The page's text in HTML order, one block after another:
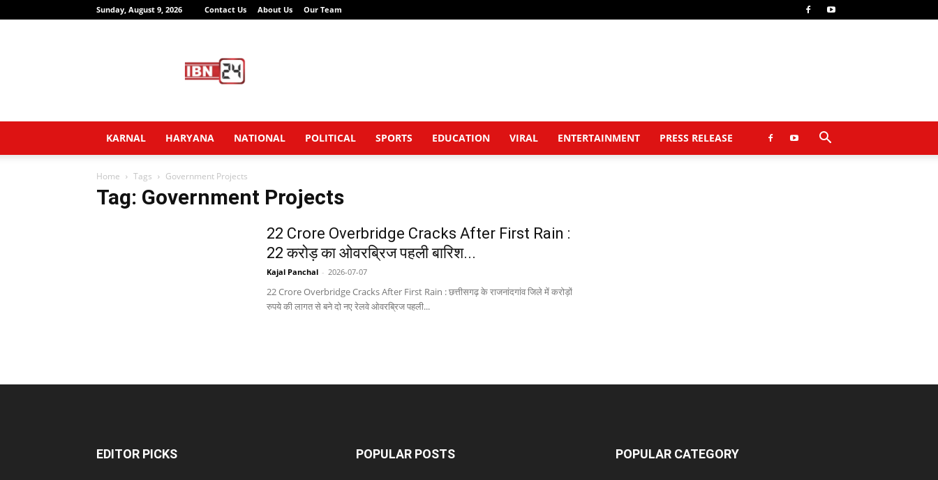
Sunday, August 9, 2026 Contact Us About Us Our Team
News
Network
KARNAL HARYANA NATIONAL POLITICAL SPORTS EDUCATION VIRAL ENTERTAINMENT PRESS RELEASE
Home Tags Government Projects
Tag: Government Projects
22 Crore Overbridge Cracks After First Rain :
22 करोड़ का ओवरब्रिज पहली बारिश...
Kajal Panchal - 2026-07-07
22 Crore Overbridge Cracks After First Rain : छत्तीसगढ़ के राजनांदगांव जिले में करोड़ों
रुपये की लागत से बने दो नए रेलवे ओवरब्रिज पहली...
EDITOR PICKS POPULAR POSTS POPULAR CATEGORY